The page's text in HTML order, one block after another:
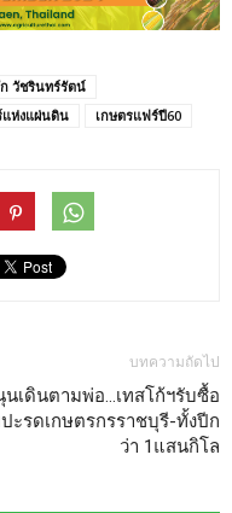
วัชรินทร์รัตน์
แห่งแผ่นดิน เกษตรแฟร์ปี60
บทความถัดไป
เดินตามพ่อ…เทสโก้ฯรับซื้อ
ะรดเกษตรกรราชบุรี-ทั้งปีก
ว่า 1แสนกิโล